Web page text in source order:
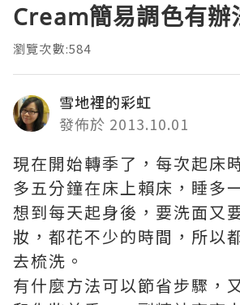
Cream簡易調色有辦
瀏覽次數:584
雪地裡的彩虹
發佈於 2013.10.01
現在開始轉季了，每次起床
多五分鐘在床上賴床，睡多
想到每天起身後，要洗面又
妝，都花不少的時間，所以
去梳洗。
有什麼方法可以節省步驟，